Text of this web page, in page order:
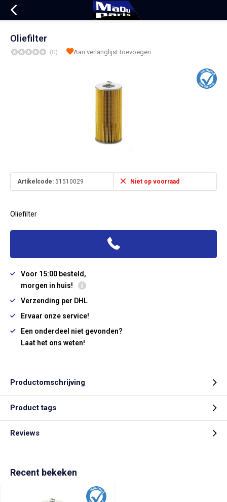
Oliefilter
(0) Aan verlanglijst toevoegen
Artikelcode: 51510029 Niet op voorraad
Oliefilter
Voor 15:00 besteld,
morgen in huis!
Verzending per DHL
Ervaar onze service!
Een onderdeel niet gevonden?
Laat het ons weten!
Productomschrijving
Product tags
Reviews
Recent bekeken